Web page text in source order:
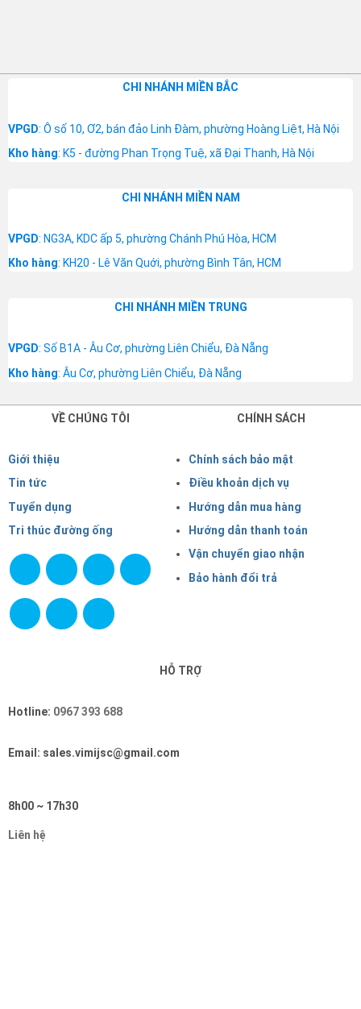
CHI NHÁNH MIỀN BẮC
VPGD: Ô số 10, Ơ2, bán đảo Linh Đàm, phường Hoàng Liệt, Hà Nội
Kho hàng: K5 - đường Phan Trọng Tuệ, xã Đại Thanh, Hà Nội
CHI NHÁNH MIỀN NAM
VPGD: NG3A, KDC ấp 5, phường Chánh Phú Hòa, HCM
Kho hàng: KH20 - Lê Văn Quới, phường Bình Tân, HCM
CHI NHÁNH MIỀN TRUNG
VPGD: Số B1A - Âu Cơ, phường Liên Chiểu, Đà Nẵng
Kho hàng: Âu Cơ, phường Liên Chiểu, Đà Nẵng
VỀ CHÚNG TÔI
Giới thiệu
Tin tức
Tuyển dụng
Tri thúc đường ống
CHÍNH SÁCH
Chính sách bảo mật
Điều khoản dịch vụ
Hướng dẫn mua hàng
Hướng dẫn thanh toán
Vận chuyển giao nhận
Bảo hành đổi trả
HỖ TRỢ
Hotline: 0967 393 688
Email: sales.vimijsc@gmail.com
8h00 ~ 17h30
Liên hệ